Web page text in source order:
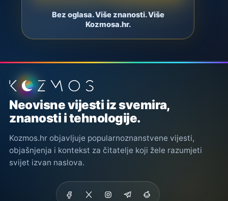
Bez oglasa. Više znanosti. Više
Kozmosa.hr.
Podnožje stranice
Neovisne vijesti iz svemira,
znanosti i tehnologije.
Kozmos.hr objavljuje popularnoznanstvene vijesti,
objašnjenja i kontekst za čitatelje koji žele razumjeti
svijet izvan naslova.